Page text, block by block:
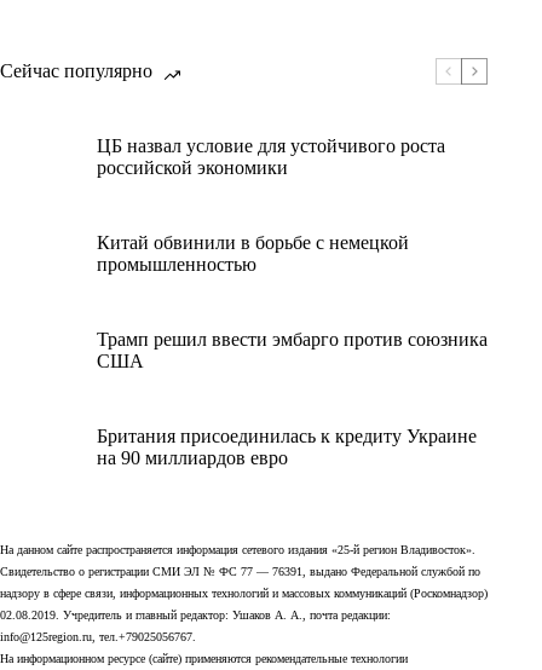
Сейчас популярно
ЦБ назвал условие для устойчивого роста
российской экономики
Китай обвинили в борьбе с немецкой
промышленностью
Трамп решил ввести эмбарго против союзника
США
Британия присоединилась к кредиту Украине
на 90 миллиардов евро
На данном сайте распространяется информация сетевого издания «25-й регион Владивосток».
Свидетельство о регистрации СМИ ЭЛ № ФС 77 — 76391, выдано Федеральной службой по
надзору в сфере связи, информационных технологий и массовых коммуникаций (Роскомнадзор)
02.08.2019. Учредитель и главный редактор: Ушаков А. А., почта редакции:
info@125region.ru, тел.+79025056767.
На информационном ресурсе (сайте) применяются рекомендательные технологии